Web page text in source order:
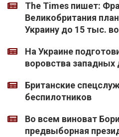
The Times пишет:
Великобритания
Украину до 15 тыс.
На Украине
воровства
Британские
беспилотников
Во всем виноват
предвыборная